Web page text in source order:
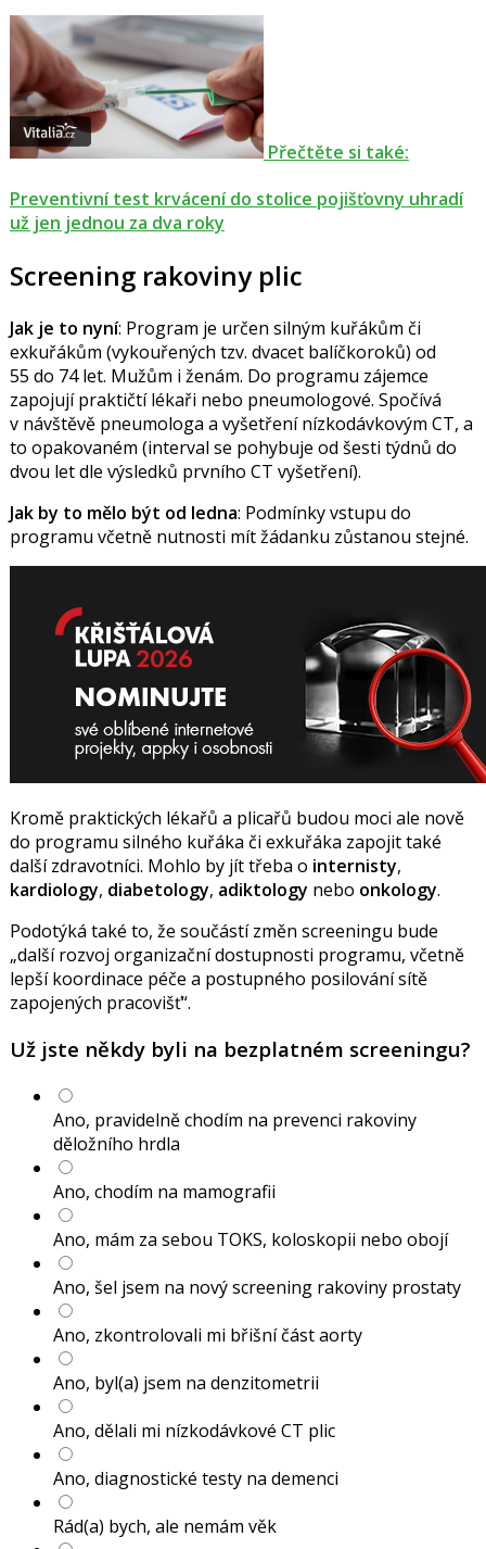
Přečtěte si také:
Preventivní test krvácení do stolice pojišťovny uhradí
už jen jednou za dva roky
Screening rakoviny plic
Jak je to nyní: Program je určen silným kuřákům či
exkuřákům (vykouřených tzv. dvacet balíčkoroků) od
55 do 74 let. Mužům i ženám. Do programu zájemce
zapojují praktičtí lékaři nebo pneumologové. Spočívá
v návštěvě pneumologa a vyšetření nízkodávkovým CT, a
to opakovaném (interval se pohybuje od šesti týdnů do
dvou let dle výsledků prvního CT vyšetření).
Jak by to mělo být od ledna: Podmínky vstupu do
programu včetně nutnosti mít žádanku zůstanou stejné.
Kromě praktických lékařů a plicařů budou moci ale nově
do programu silného kuřáka či exkuřáka zapojit také
další zdravotníci. Mohlo by jít třeba o internisty,
kardiology, diabetology, adiktology nebo onkology.
Podotýká také to, že součástí změn screeningu bude
další rozvoj organizační dostupnosti programu, včetně
lepší koordinace péče a postupného posilování sítě
zapojených pracovišť .
Už jste někdy byli na bezplatném screeningu?
Ano, pravidelně chodím na prevenci rakoviny
děložního hrdla
Ano, chodím na mamografii
Ano, mám za sebou TOKS, koloskopii nebo obojí
Ano, šel jsem na nový screening rakoviny prostaty
Ano, zkontrolovali mi břišní část aorty
Ano, byl(a) jsem na denzitometrii
Ano, dělali mi nízkodávkové CT plic
Ano, diagnostické testy na demenci
Rád(a) bych, ale nemám věk